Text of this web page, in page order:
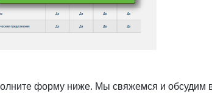
форму ниже. Мы свяжемся и